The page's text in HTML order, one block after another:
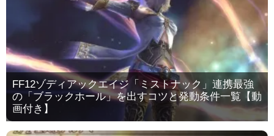
FF12ゾディアックエイジ「ミストナック」連携最強
の「ブラックホール」を出すコツと発動条件一覧【動
画付き】